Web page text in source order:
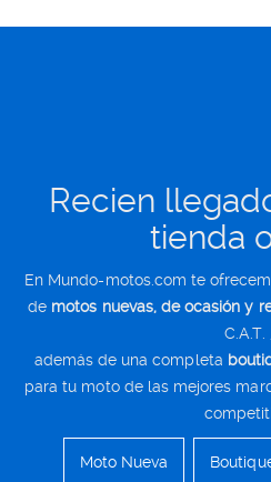
Recien
tienda
En Mundo-motos.com te
de motos nuevas, de ocasión y
C.A.T. ,
además de una completa
para tu moto de las mejores
Moto Nueva